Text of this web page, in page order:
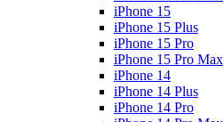
iPhone 15
iPhone 15 Plus
iPhone 15 Pro
iPhone 15 Pro Max
iPhone 14
iPhone 14 Plus
iPhone 14 Pro